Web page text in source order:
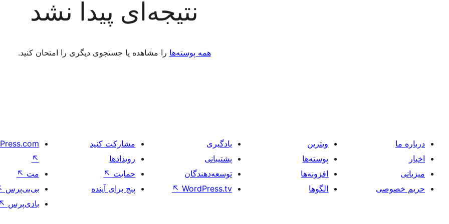
نتیجه‌ای پیدا نشد
همه پوسته‌ها را مشاهده یا جستجوی دیگری را امتحان کنید.
درباره ما
اخبار
میزبانی
حریم خصوصی
ویترین
پوسته‌ها
افزونه‌ها
الگوها
یادگیری
پشتیبانی
توسعه‌دهندگان
WordPress.tv
↖
مشارکت کنید
رویدادها
حمایت ↖
پنج برای آینده
↖
مت ↖
بی‌بی‌پرس
بادی‌پرس